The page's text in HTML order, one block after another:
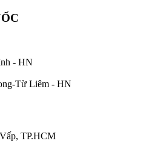
- HN
Từ Liêm - HN
TP.HCM